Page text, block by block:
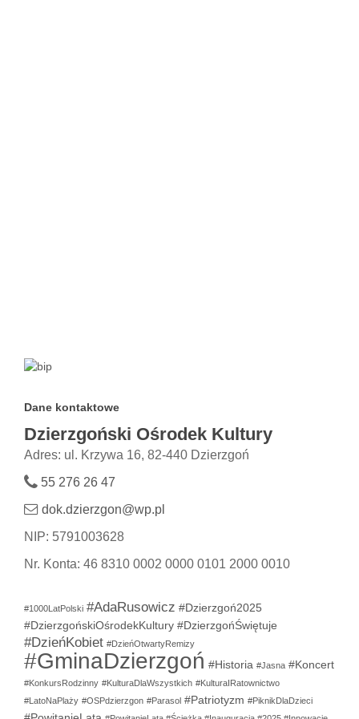
Dane kontaktowe
Dzierzgoński Ośrodek Kultury
Adres: ul. Krzywa 16, 82-440 Dzierzgoń
55 276 26 47
dok.dzierzgon@wp.pl
NIP: 5791003628
Nr. Konta: 46 8310 0002 0000 0101 2000 0010
#1000LatPolski #AdaRusowicz #Dzierzgoń2025
#DzierzgońskiOśrodekKultury #DzierzgońŚwiętuje
#DzieńKobiet #DzieńOtwartyRemizy
#GminaDzierzgoń #Historia #Jasna #Koncert
#KonkursRodzinny #KulturaDlaWszystkich #KulturaIRatownictwo
#LatoNaPlaży #OSPdzierzgon #Parasol #Patriotyzm #PiknikDlaDzieci